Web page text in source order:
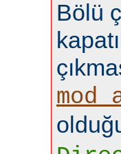
Bölü